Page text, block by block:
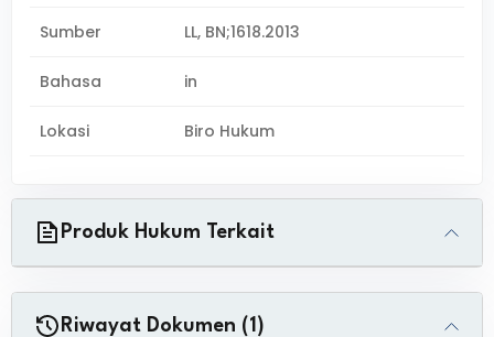
Sumber LL, BN;1618.2013
Bahasa in
Lokasi Biro Hukum
Produk Hukum Terkait
Riwayat Dokumen (1)